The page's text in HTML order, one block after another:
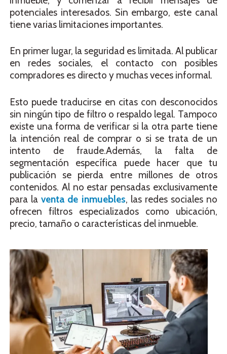
potenciales interesados. Sin embargo, este canal
tiene varias limitaciones importantes.
En primer lugar, la seguridad es limitada. Al publicar
en redes sociales, el contacto con posibles
compradores es directo y muchas veces informal.
Esto puede traducirse en citas con desconocidos
sin ningún tipo de filtro o respaldo legal. Tampoco
existe una forma de verificar si la otra parte tiene
la intención real de comprar o si se trata de un
intento de fraude.Además, la falta de
segmentación específica puede hacer que tu
publicación se pierda entre millones de otros
contenidos. Al no estar pensadas exclusivamente
para laventa de inmuebles, las redes sociales no
ofrecen filtros especializados como ubicación,
precio, tamaño o características del inmueble.